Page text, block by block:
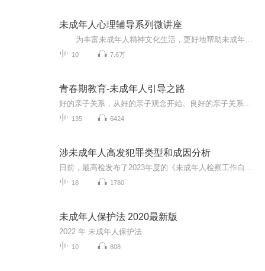
未成年人心理辅导系列微讲座
10 7.6万
青春期教育-未成年人引导之路
135 6424
涉未成年人高发犯罪类型和成因分析
18 1780
未成年人保护法 2020最新版
2022 年 未成年人保护法
10 808